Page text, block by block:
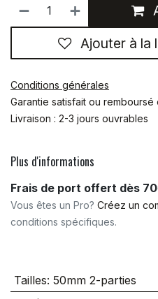
Ajouter à la
Conditions générales
Garantie satisfait ou remboursé
Livraison : 2-3 jours ouvrables
Plus d'informations
Frais de port offert dès
Vous êtes un Pro? Créez un
conditions spécifiques.
Tailles: 50mm 2-parties